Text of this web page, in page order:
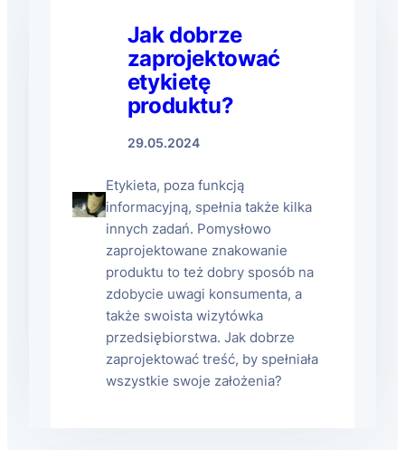
Jak dobrze
zaprojektować
etykietę
produktu?
29.05.2024
Etykieta, poza funkcją
informacyjną, spełnia także kilka
innych zadań. Pomysłowo
zaprojektowane znakowanie
produktu to też dobry sposób na
zdobycie uwagi konsumenta, a
także swoista wizytówka
przedsiębiorstwa. Jak dobrze
zaprojektować treść, by spełniała
wszystkie swoje założenia?